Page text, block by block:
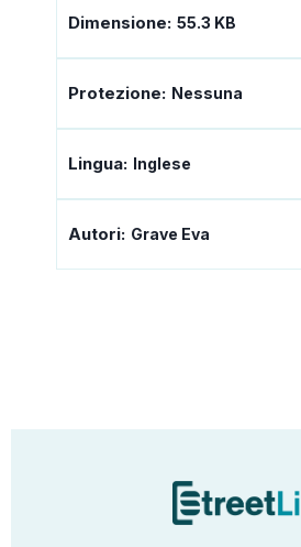
Dimensione: 55.3 KB
Protezione: Nessuna
Lingua: Inglese
Autori: Grave Eva